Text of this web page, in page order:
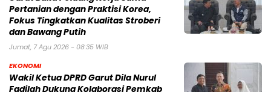
Pertanian dengan Praktisi Korea,
Fokus Tingkatkan Kualitas Stroberi
dan Bawang Putih
Jumat, 7 Agu 2026 - 08:35 WIB
EKONOMI
Wakil Ketua DPRD Garut Dila Nurul
Fadilah Dukung Kolaborasi Pemkab